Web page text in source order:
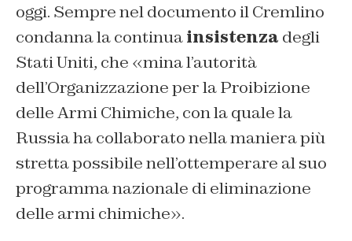
oggi. Sempre nel documento il Cremlino
condanna la continuainsistenza degli
Stati Uniti, che «mina l’autorità
dell’Organizzazione per la Proibizione
delle Armi Chimiche, con la quale la
Russia ha collaborato nella maniera più
stretta possibile nell’ottemperare al suo
programma nazionale di eliminazione
delle armi chimiche».